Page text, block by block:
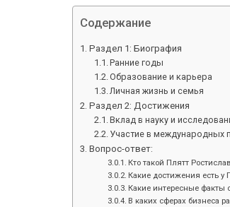
Содержание
Раздел 1: Биография
Ранние годы
Образование и карьера
Личная жизнь и семья
Раздел 2: Достижения
Вклад в науку и
Участие в международных
Вопрос-ответ:
Кто такой Плятт
Какие достижения есть у
Какие интересные факты
В каких сферах бизнеса